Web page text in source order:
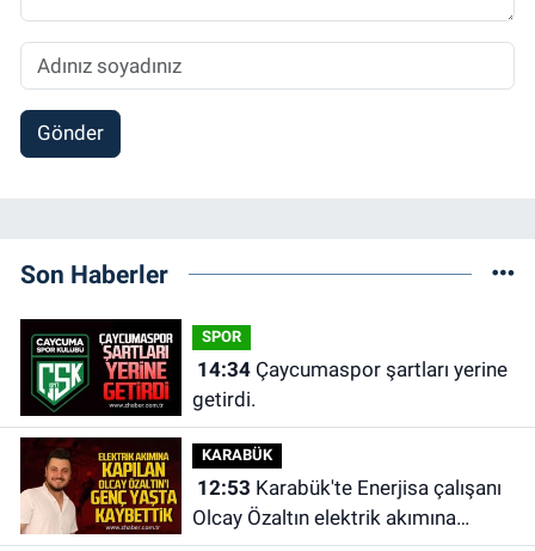
Gönder
Son Haberler
SPOR
14:34Çaycumaspor şartları yerine
getirdi.
KARABÜK
12:53
Olcay Özaltın elektrik akımına